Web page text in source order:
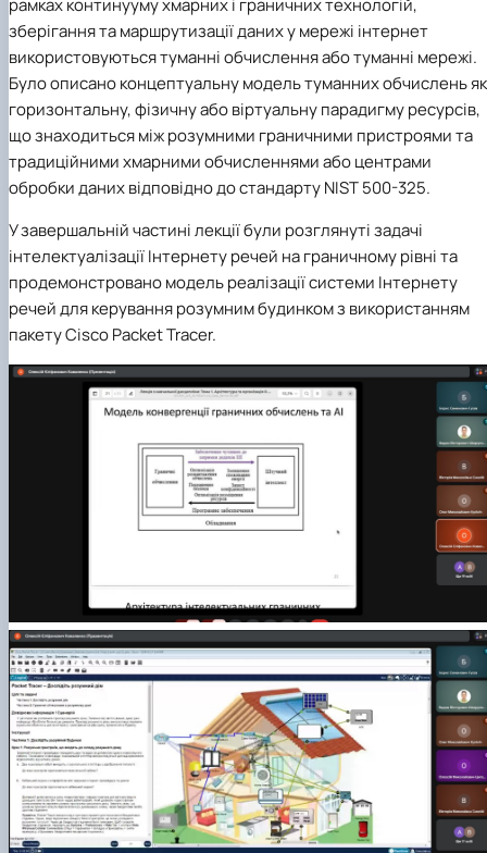
рамках континууму хмарних і граничних технологій,
зберігання та маршрутизації даних у мережі інтернет
використовуються туманні обчислення або туманні мережі.
Було описано концептуальну модель туманних обчислень як
горизонтальну, фізичну або віртуальну парадигму ресурсів,
що знаходиться між розумними граничними пристроями та
традиційними хмарними обчисленнями або центрами
обробки даних відповідно до стандарту NIST 500-325.
У завершальній частині лекції були розглянуті задачі
інтелектуалізації Інтернету речей на граничному рівні та
продемонстровано модель реалізації системи Інтернету
речей для керування розумним будинком з використанням
пакетуCisco Packet Tracer.